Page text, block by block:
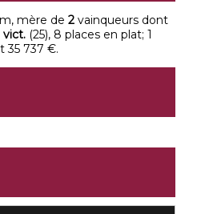
mère de2 vainqueurs dont
vict. (25), 8 places en plat; 1
35 737 €.